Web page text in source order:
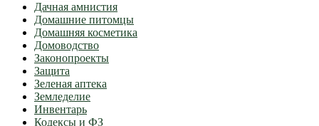
Дачная амнистия
Домашние питомцы
Домашняя косметика
Домоводство
Законопроекты
Защита
Зеленая аптека
Земледелие
Инвентарь
Кодексы и ФЗ